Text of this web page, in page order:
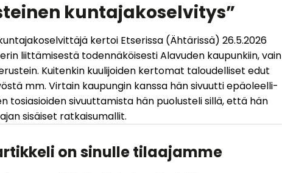
kuntajakoselvitys”
ker­toi Et­se­ris­sa (Äh­tä­ris­sä) 26.5.2026
liit­tä­mi­ses­tä to­den­nä­köi­ses­ti Ala­vu­den kau­pun­kiin, vain
Kui­ten­kin kuu­li­joi­den ker­to­mat ta­lou­del­li­set edut
mm. Vir­tain kau­pun­gin kans­sa hän si­vuut­ti epä­o­leel­li­
to­si­a­si­oi­den si­vuut­ta­mis­ta hän puo­lus­te­li sil­lä, et­tä hän
si­säi­set rat­kai­su­mal­lit.
on sinulle tilaajamme